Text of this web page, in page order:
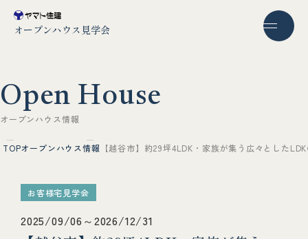
オープンハウス見学会
Open House
オー プンハ ウ ス情報
TOPオープンハウス情報 【越谷市】約29坪4LDK・家族が集う広々とした
お客様宅見学会
2025/09/06～2026/12/31